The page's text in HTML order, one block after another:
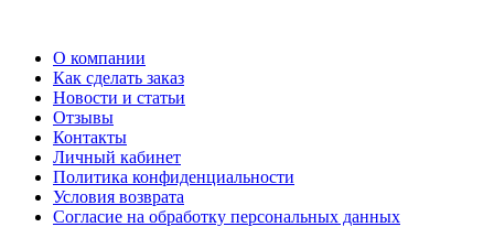
О компании
Как сделать заказ
Новости и статьи
Отзывы
Контакты
Личный кабинет
Политика конфиденциальности
Условия возврата
Согласие на обработку персональных данных